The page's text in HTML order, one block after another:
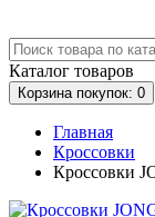
Каталог товаров
Корзинапокупок: 0
Главная
Кроссовки
Кроссовки